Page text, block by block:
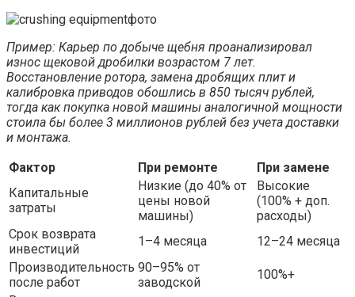
Пример: Карьер по добыче щебня проанализировал
износ щековой дробилки возрастом 7 лет.
Восстановление ротора, замена дробящих плит и
калибровка приводов обошлись в 850 тысяч рублей,
тогда как покупка новой машины аналогичной мощности
стоила бы более 3 миллионов рублей без учета доставки
и монтажа.
Фактор
При ремонте
При замене
Капитальные
затраты
Низкие (до 40% от
цены новой
машины)
Высокие
(100% + доп.
расходы)
Срок возврата
инвестиций
1–4 месяца
12–24 месяца
Производительность
после работ
90–95% от
заводской
100%+